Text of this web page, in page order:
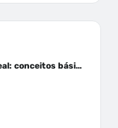
Intubação Orotraqueal: conceitos básicos